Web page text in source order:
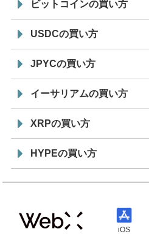
ビットコインの買い方
USDCの買い方
JPYCの買い方
イーサリアムの買い方
XRPの買い方
HYPEの買い方
iOS